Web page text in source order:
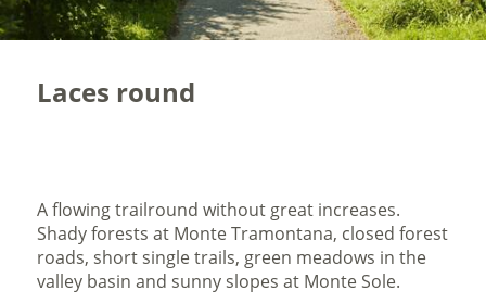
Laces round
A flowing trailround without great increases.
Shady forests at Monte Tramontana, closed forest
roads, short single trails, green meadows in the
valley basin and sunny slopes at Monte Sole.